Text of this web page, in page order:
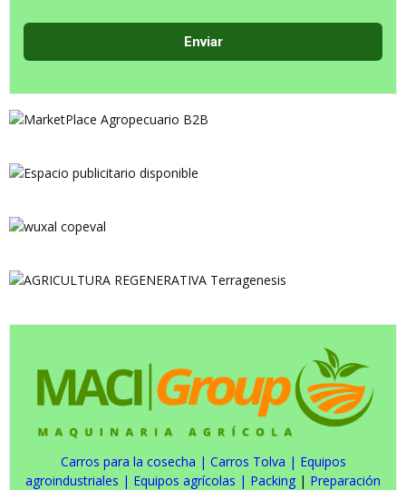
Carros para la cosecha | Carros Tolva | Equipos
agroindustriales | Equipos agrícolas | Packing | Preparación